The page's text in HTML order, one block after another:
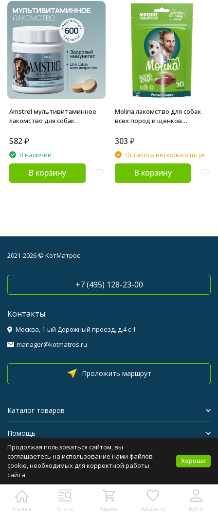
Amstrel мультивитаминное
лакомство для собак
кальцием и морскими
582₽
В наличии
В корзину
Molina лакомство для собак
всех пород и щенков
303 ₽
Осталось несколько штук
В корзину
Главная Каталог Корзина Избранное Войти
2021-2026 © КотМатрос
+7 (495) 128-23-00
Контакты:
Москва, 1-ый Дорожный проезд, д.4 с 1
manager@kotmatros.ru
Проложить маршрут
Каталог товаров
Помощь
Бренды
Политика персональных данных Карта сайта
Продолжая пользоваться сайтом, вы
соглашаетесь на использование нами файлов
cookie, необходимых для корректной работы
сайта.
Хорошо